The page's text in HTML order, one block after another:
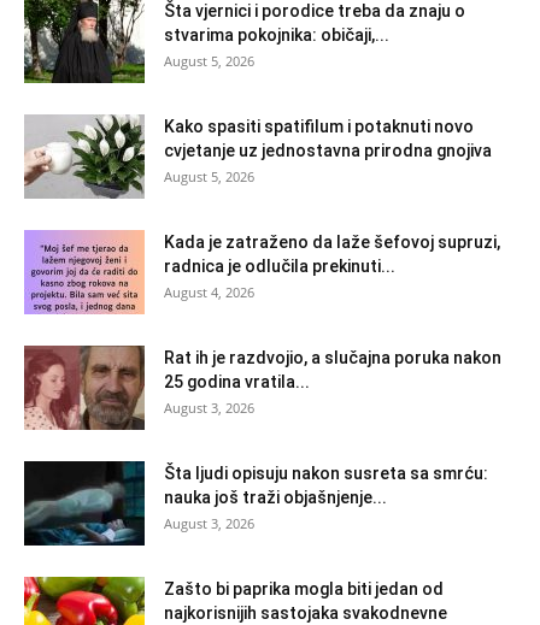
Šta vjernici i porodice treba da znaju o
stvarima pokojnika: običaji,...
August 5, 2026
Kako spasiti spatifilum i potaknuti novo
cvjetanje uz jednostavna prirodna gnojiva
August 5, 2026
Kada je zatraženo da laže šefovoj supruzi,
radnica je odlučila prekinuti...
August 4, 2026
Rat ih je razdvojio, a slučajna poruka nakon
25 godina vratila...
August 3, 2026
Šta ljudi opisuju nakon susreta sa smrću:
nauka još traži objašnjenje...
August 3, 2026
Zašto bi paprika mogla biti jedan od
najkorisnijih sastojaka svakodnevne